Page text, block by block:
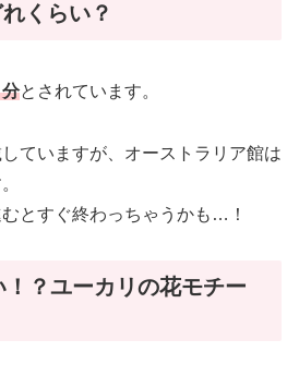
くらい？
とされています。
ていますが、オーストラリア館は
とすぐ終わっちゃうかも…！
？ユーカリの花モチー